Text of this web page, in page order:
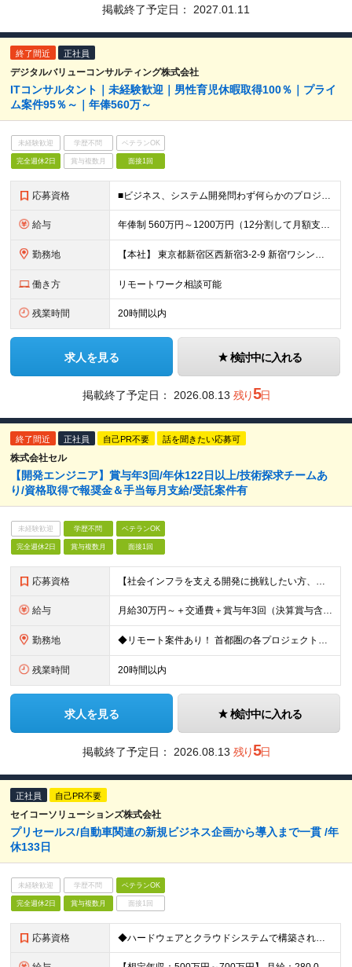
掲載終了予定日： 2027.01.11
終了間近 正社員
デジタルバリューコンサルティング株式会社
ITコンサルタント｜未経験歓迎｜男性育児休暇取得100％｜プライ
ム案件95％～｜年俸560万～
未経験歓迎 学歴不問 ベテランOK
完全週休2日 賞与複数月 面接1回
応募資格 ■ビジネス、システム開発問わず何らかのプロジェクト業務に携わった経験(2年以上) ┗サポートではなく、一部領域の担当として任されて携わった経験 ■専門学校、高専卒以上 【このような方にオススメです】
給与 年俸制 560万円～1200万円（12分割して月額支給） ※経験やスキルを考慮して決定します。 ※年額（基本給）：4,606,188円～ ※その他固定手当/月：5,000円 ※固定残業手当/月：82
勤務地 【本社】 東京都新宿区西新宿3-2-9 新宿ワシントンホテルビル本館2F または 東京都千代田区神田錦町2-2-1 KANDA SQUARE 11F Wework または 都内近郊のクライアン
働き方 リモートワーク相談可能
残業時間 20時間以内
求人を見る 検討中に入れる
掲載終了予定日： 2026.08.13 残り5日
終了間近 正社員 自己PR不要 話を聞きたい応募可
株式会社セル
【開発エンジニア】賞与年3回/年休122日以上/技術探求チームあ
り/資格取得で報奨金＆手当毎月支給/受託案件有
未経験歓迎 学歴不問 ベテランOK
完全週休2日 賞与複数月 面接1回
応募資格 【社会インフラを支える開発に挑戦したい方、大歓迎！】 ●詳細設計の実務経験またはプログラミングの実務経験が1年以上 ●開発言語（Java、Python、C、C++、.NET系など）いずれかの実務経験
給与 月給30万円～＋交通費＋賞与年3回（決算賞与含む） ※経験・スキル・前職給与を最大限考慮し、面談のうえ決定します。 ※残業代は別途全額支給いたします。 ※試用期間3ヶ月あり（期間中の給与・待遇に差異は
勤務地 ◆リモート案件あり！ 首都圏の各プロジェクト先での勤務となります。 【本社】東京都台東区台東1-38-9 イトーピア清洲橋通ビル8F ＼希望者は大阪支社勤務も可能です／ ※(変更の範囲)上記を除く当
残業時間 20時間以内
求人を見る 検討中に入れる
掲載終了予定日： 2026.08.13 残り5日
正社員 自己PR不要
セイコーソリューションズ株式会社
プリセールス/自動車関連の新規ビジネス企画から導入まで一貫 /年
休133日
未経験歓迎 学歴不問 ベテランOK
完全週休2日 賞与複数月 面接1回
応募資格 ◆ハードウェアとクラウドシステムで構築されたサービスの営業経験または開発経験 ◆クラウド基本知識（AWSが望ましい）、Webサービス設計の基本知識 ◆市場ニーズや課題の分析力 ◆新しいシステム技術への